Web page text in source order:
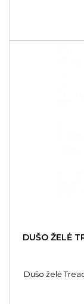
DUŠO ŽELĖ
Dušo želė